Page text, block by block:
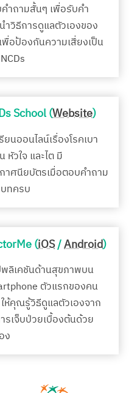
ำถามสั้นๆ เพื่อรับคำ
ำวิธีการดูแลตัวเองของ
อป้องกันความเสี่ยงเป็น
School (Website)
ยนออนไลน์เรื่องโรคเบา
หัวใจ และไต มี
าศนียบัตรเมื่อตอบคำถาม
ทครบ
(iOS/Android)
ลิเคชันด้านสุขภาพบน
ตัวแรกของคน
ห้คุณรู้วิธีดูแลตัวเองจาก
รเจ็บป่วยเบื้องต้นด้วย
ง